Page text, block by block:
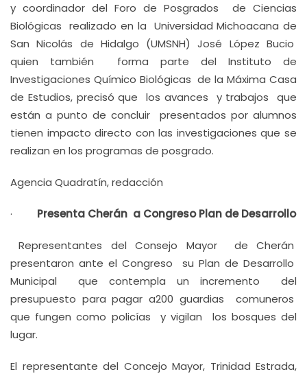
y coordinador del Foro de Posgrados de Ciencias
Biológicas realizado en la Universidad Michoacana de
San Nicolás de Hidalgo (UMSNH) José López Bucio
quien también forma parte del Instituto de
Investigaciones Químico Biológicas de la Máxima Casa
de Estudios, precisó que los avances y trabajos que
están a punto de concluir presentados por alumnos
tienen impacto directo con las investigaciones que se
realizan en los programas de posgrado.
Agencia Quadratín, redacción
· Presenta Cherán a Congreso Plan de Desarrollo
Representantes del Consejo Mayor de Cherán
presentaron ante el Congreso su Plan de Desarrollo
Municipal que contempla un incremento del
presupuesto para pagar a200 guardias comuneros
que fungen como policías y vigilan los bosques del
lugar.
El representante del Concejo Mayor, Trinidad Estrada,